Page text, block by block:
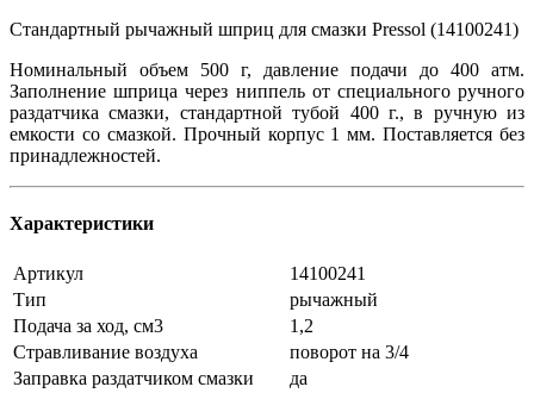
Стандартный рычажный шприц для смазки Pressol (14100241)
Номинальный объем 500 г, давление подачи до 400 атм.
Заполнение шприца через ниппель от специального ручного
раздатчика смазки, стандартной тубой 400 г., в ручную из
емкости со смазкой. Прочный корпус 1 мм. Поставляется без
принадлежностей.
Характеристики
Артикул
14100241
Тип
рычажный
Подача за ход, см3
1,2
Стравливание воздуха
поворот на 3/4
Заправка раздатчиком смазки
да